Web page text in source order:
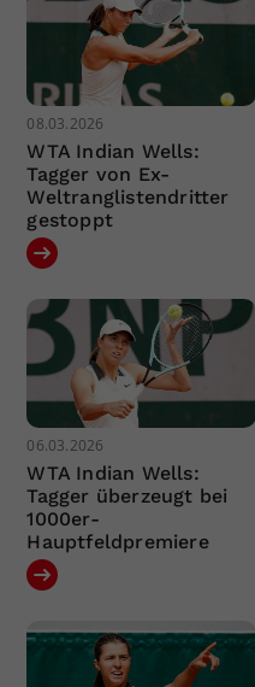
08.03.2026
WTA Indian Wells:
Tagger von Ex-
Weltranglistendritter
gestoppt
06.03.2026
WTA Indian Wells:
Tagger überzeugt bei
1000er-
Hauptfeldpremiere